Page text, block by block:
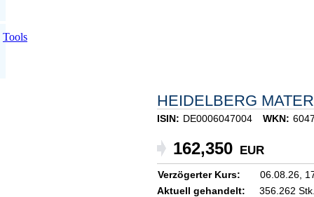
Tools
HEIDELBERG
ISIN: DE0006047004 WKN:
162,350 EUR
Verzögerter Kurs: 06.08.26,
Aktuell gehandelt:
356.262